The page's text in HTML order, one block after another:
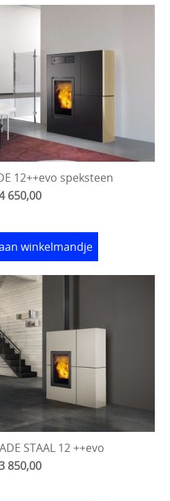
12++evo speksteen
650,00
winkelmandje
STAAL 12 ++evo
850,00